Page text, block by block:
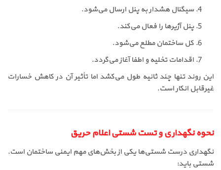
سیگنال هشدار به پنل ارسال می‌شود.
پنل آژیرها را فعال می‌کند.
کل ساختمان مطلع می‌شود.
اقدامات تخلیه و اطفا آغاز می‌گردد.
این روند تنها چند ثانیه طول می‌کشد اما تأثیر آن در کاهش خسارات
غیرقابل انکار است.
نحوه نگهداری و تست شستی اعلام حریق
نگهداری درست شستی‌ها یکی از بخش‌های مهم ایمنی ساختمان است.
شستی باید: